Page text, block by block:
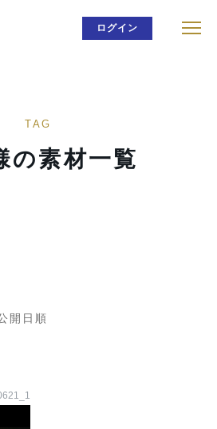
ログイン
TAG
の素材一覧
開日順